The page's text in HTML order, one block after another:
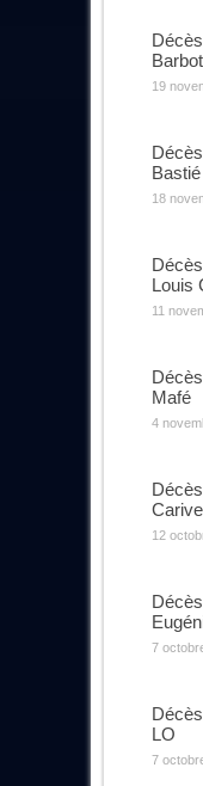
Barbot
19
Bastié
18
Louis
11
Mafé
4
12
7
LO
7